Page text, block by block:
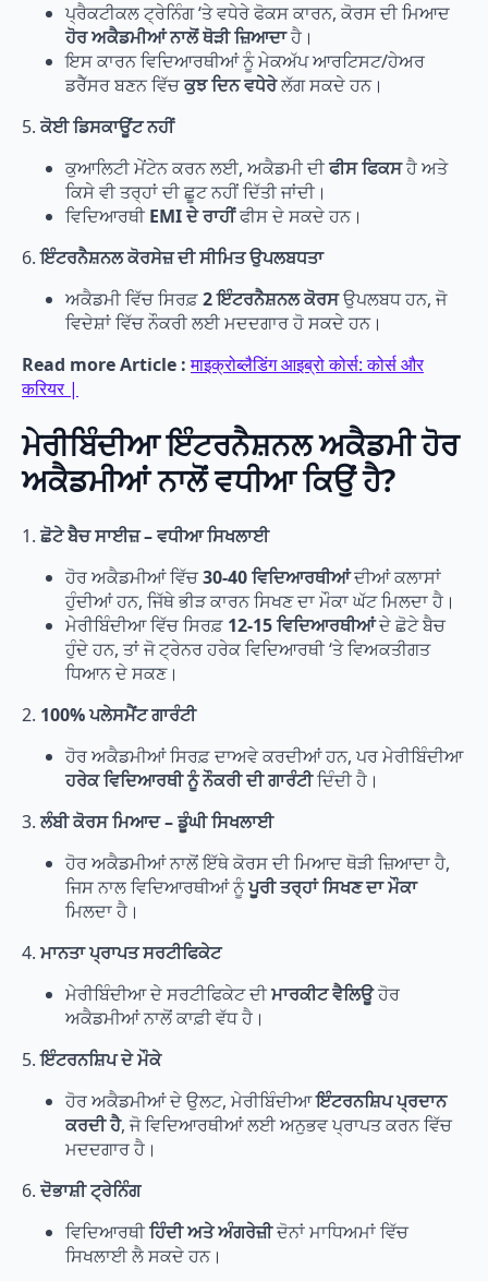
ਪ੍ਰੈਕਟੀਕਲ ਟ੍ਰੇਨਿੰਗ ‘ਤੇ ਵਧੇਰੇ ਫੋਕਸ ਕਾਰਨ, ਕੋਰਸ ਦੀ ਮਿਆਦ
ਹੋਰ ਅਕੈਡਮੀਆਂ ਨਾਲੋਂ ਥੋੜੀ ਜ਼ਿਆਦਾਹੈ।
ਇਸ ਕਾਰਨ ਵਿਦਿਆਰਥੀਆਂ ਨੂੰ ਮੇਕਅੱਪ ਆਰਟਿਸਟ/ਹੇਅਰ
ਡਰੈੱਸਰ ਬਣਨ ਵਿੱਚਕੁਝ ਦਿਨ ਵਧੇਰੇਲੱਗ ਸਕਦੇ ਹਨ।
5. ਕੋਈ ਡਿਸਕਾਊਂਟ ਨਹੀਂ
ਕੁਆਲਿਟੀ ਮੇਂਟੇਨ ਕਰਨ ਲਈ, ਅਕੈਡਮੀ ਦੀਫੀਸ ਫਿਕਸਹੈ ਅਤੇ
ਕਿਸੇ ਵੀ ਤਰ੍ਹਾਂ ਦੀ ਛੂਟ ਨਹੀਂ ਦਿੱਤੀ ਜਾਂਦੀ।
ਵਿਦਿਆਰਥੀEMI ਦੇ ਰਾਹੀਂਫੀਸ ਦੇ ਸਕਦੇ ਹਨ।
6.ਇੰਟਰਨੈਸ਼ਨਲ ਕੋਰਸੇਜ਼ ਦੀ ਸੀਮਿਤ ਉਪਲਬਧਤਾ
ਅਕੈਡਮੀ ਵਿੱਚ ਸਿਰਫ਼2 ਇੰਟਰਨੈਸ਼ਨਲ ਕੋਰਸਉਪਲਬਧ ਹਨ, ਜੋ
ਵਿਦੇਸ਼ਾਂ ਵਿੱਚ ਨੌਕਰੀ ਲਈ ਮਦਦਗਾਰ ਹੋ ਸਕਦੇ ਹਨ।
Read more Article : माइक्रोब्लैडिंग आइब्रो कोर्स: कोर्स और
करियर |
ਮੇਰੀਬਿੰਦੀਆ ਇੰਟਰਨੈਸ਼ਨਲ ਅਕੈਡਮੀ ਹੋਰ
ਅਕੈਡਮੀਆਂ ਨਾਲੋਂ ਵਧੀਆ ਕਿਉਂ ਹੈ?
1. ਛੋਟੇ ਬੈਚ ਸਾਈਜ਼ – ਵਧੀਆ ਸਿਖਲਾਈ
ਹੋਰ ਅਕੈਡਮੀਆਂ ਵਿੱਚ30-40 ਵਿਦਿਆਰਥੀਆਂਦੀਆਂ ਕਲਾਸਾਂ
ਹੁੰਦੀਆਂ ਹਨ, ਜਿੱਥੇ ਭੀੜ ਕਾਰਨ ਸਿਖਣ ਦਾ ਮੌਕਾ ਘੱਟ ਮਿਲਦਾ ਹੈ।
ਮੇਰੀਬਿੰਦੀਆ ਵਿੱਚ ਸਿਰਫ਼ 12-15 ਵਿਦਿਆਰਥੀਆਂਦੇ ਛੋਟੇ ਬੈਚ
ਹੁੰਦੇ ਹਨ, ਤਾਂ ਜੋ ਟ੍ਰੇਨਰ ਹਰੇਕ ਵਿਦਿਆਰਥੀ ‘ਤੇ ਵਿਅਕਤੀਗਤ
ਧਿਆਨ ਦੇ ਸਕਣ।
2. 100% ਪਲੇਸਮੈਂਟ ਗਾਰੰਟੀ
ਹੋਰ ਅਕੈਡਮੀਆਂ ਸਿਰਫ਼ ਦਾਅਵੇ ਕਰਦੀਆਂ ਹਨ, ਪਰ ਮੇਰੀਬਿੰਦੀਆ
ਹਰੇਕ ਵਿਦਿਆਰਥੀ ਨੂੰ ਨੌਕਰੀ ਦੀ ਗਾਰੰਟੀਦਿੰਦੀ ਹੈ।
3.ਲੰਬੀ ਕੋਰਸ ਮਿਆਦ – ਡੂੰਘੀ ਸਿਖਲਾਈ
ਹੋਰ ਅਕੈਡਮੀਆਂ ਨਾਲੋਂ ਇੱਥੇ ਕੋਰਸ ਦੀ ਮਿਆਦ ਥੋੜੀ ਜ਼ਿਆਦਾ ਹੈ,
ਜਿਸ ਨਾਲ ਵਿਦਿਆਰਥੀਆਂ ਨੂੰਪੂਰੀ ਤਰ੍ਹਾਂ ਸਿਖਣ ਦਾ ਮੌਕਾ
ਮਿਲਦਾ ਹੈ।
4. ਮਾਨਤਾ ਪ੍ਰਾਪਤ ਸਰਟੀਫਿਕੇਟ
ਮੇਰੀਬਿੰਦੀਆ ਦੇ ਸਰਟੀਫਿਕੇਟ ਦੀਮਾਰਕੀਟ ਵੈਲਿਊਹੋਰ
ਅਕੈਡਮੀਆਂ ਨਾਲੋਂ ਕਾਫ਼ੀ ਵੱਧ ਹੈ।
5.ਇੰਟਰਨਸ਼ਿਪ ਦੇ ਮੌਕੇ
ਹੋਰ ਅਕੈਡਮੀਆਂ ਦੇ ਉਲਟ, ਮੇਰੀਬਿੰਦੀਆਇੰਟਰਨਸ਼ਿਪ ਪ੍ਰਦਾਨ
ਕਰਦੀ ਹੈ, ਜੋ ਵਿਦਿਆਰਥੀਆਂ ਲਈ ਅਨੁਭਵ ਪ੍ਰਾਪਤ ਕਰਨ ਵਿੱਚ
ਮਦਦਗਾਰ ਹੈ।
6. ਦੋਭਾਸ਼ੀ ਟ੍ਰੇਨਿੰਗ
ਵਿਦਿਆਰਥੀਹਿੰਦੀ ਅਤੇ ਅੰਗਰੇਜ਼ੀਦੋਨਾਂ ਮਾਧਿਅਮਾਂ ਵਿੱਚ
ਸਿਖਲਾਈ ਲੈ ਸਕਦੇ ਹਨ।